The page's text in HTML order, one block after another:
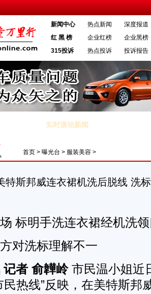
新闻中心 热点新闻
深度报道
红 黑 榜
企业红榜
企业黑榜
315投诉
热点投诉 投诉报告
实时滚动新闻
灌酒并逼迫女生发生性关系
首页 > 曝光台 > 服装美容 >
特斯邦威连衣裙机洗后脱线 洗
标明手洗连衣裙经机洗
洗标理解不一
记者 俞韡岭 市民温小姐近
民热线”反映，在美特斯邦